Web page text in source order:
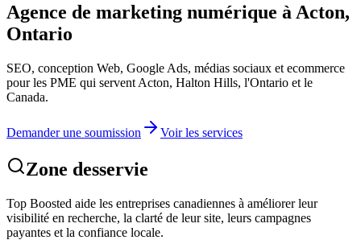
Agence de marketing numérique à Acton,
Ontario
SEO, conception Web, Google Ads, médias sociaux et ecommerce
pour les PME qui servent Acton, Halton Hills, l'Ontario et le
Canada.
Demander une soumission Voir les services
Zone desservie
Top Boosted aide les entreprises canadiennes à améliorer leur
visibilité en recherche, la clarté de leur site, leurs campagnes
payantes et la confiance locale.